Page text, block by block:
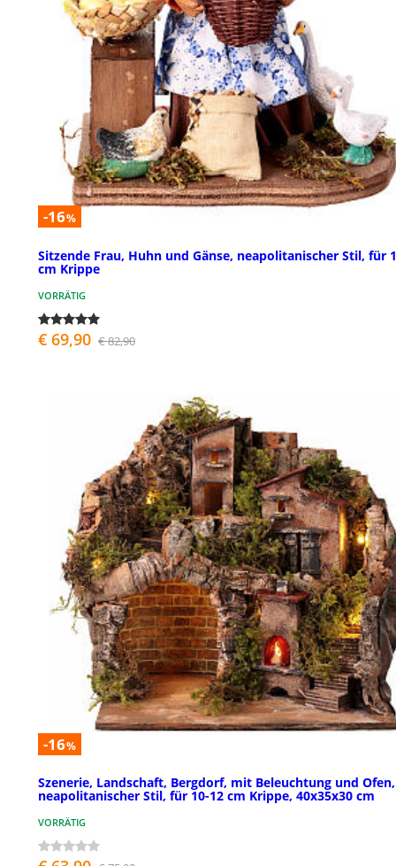
-16%
Sitzende Frau, Huhn und Gänse, neapolitanischer Stil, für
cm Krippe
VORRÄTIG
€ 69,90 € 82,90
-16%
Szenerie, Landschaft, Bergdorf, mit Beleuchtung und Ofen,
neapolitanischer Stil, für 10-12 cm Krippe, 40x35x30 cm
VORRÄTIG